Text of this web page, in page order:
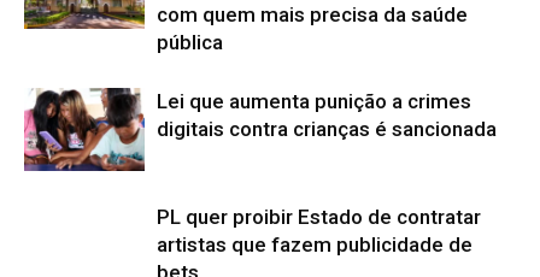
com quem mais precisa da saúde
pública
Lei que aumenta punição a crimes
digitais contra crianças é sancionada
PL quer proibir Estado de contratar
artistas que fazem publicidade de
bets